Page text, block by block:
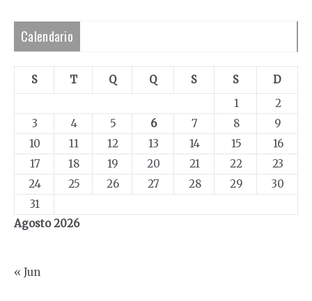
Calendario
Agosto 2026
S T Q Q S S
D
1
2
3
4 5 6 7 8
9
10
11 12 13 14 15
16
17
18 19 20 21 22
23
24
25 26 27 28 29
30
31
« Jun